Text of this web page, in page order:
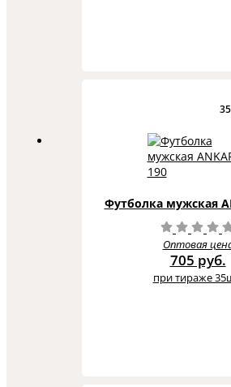
Футболка мужская
Оптовая
705 руб.
при тираже